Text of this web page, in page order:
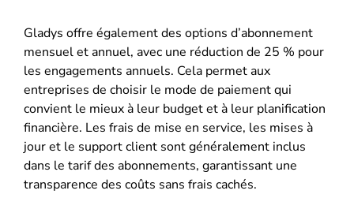
Gladys offre également des options d’abonnement
mensuel et annuel, avec une réduction de 25 % pour
les engagements annuels. Cela permet aux
entreprises de choisir le mode de paiement qui
convient le mieux à leur budget et à leur planification
financière. Les frais de mise en service, les mises à
jour et le support client sont généralement inclus
dans le tarif des abonnements, garantissant une
transparence des coûts sans frais cachés.